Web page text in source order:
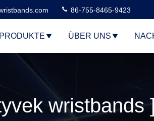
86-755-8465-9423
PRODUKTE ÜBER UNS
wristbands